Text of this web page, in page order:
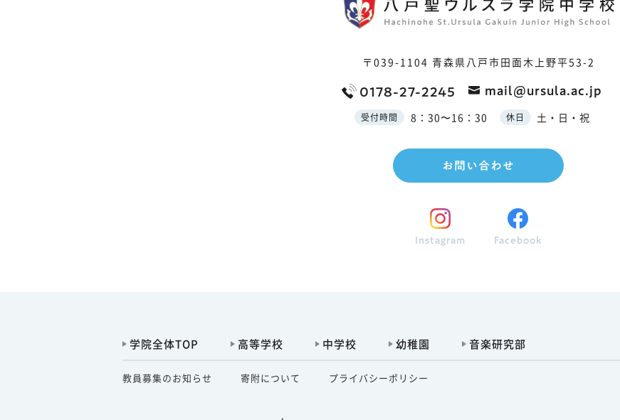
学院全体TOP 高等学校 中学校 幼稚園 音楽研究部
教員募集のお知らせ 寄附について プライバシーポリシー
〒039-1104 青森県八戸市田面木上野平53-2
0178-27-2245 mail@ursula.ac.jp
受付時間 8：30〜16：30 休日 土・日・祝
お問い合わせ
Instagram Facebook